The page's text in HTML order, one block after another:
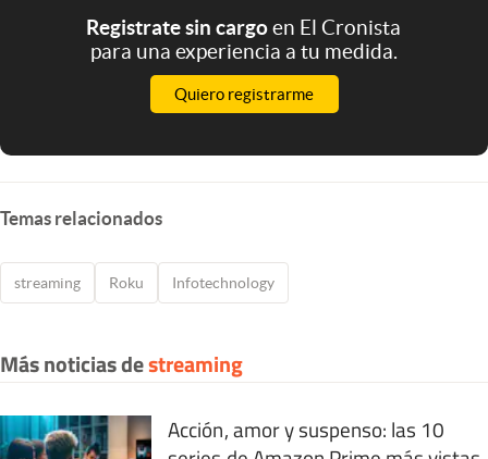
Registrate sin cargoen El Cronista
para una experiencia a tu medida.
Quiero registrarme
Temas relacionados
streaming Roku Infotechnology
Más noticias destreaming
Acción, amor y suspenso: las 10